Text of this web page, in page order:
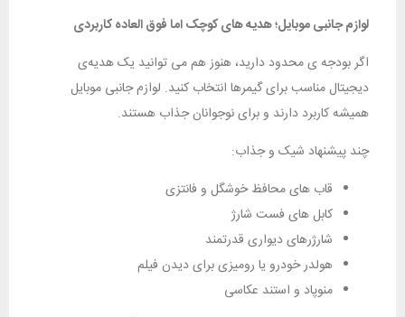
لوازم جانبی موبایل؛ هدیه‌ های کوچک اما فوق‌ العاده کاربردی
اگر بودجه‌ ی محدود دارید، هنوز هم می‌ توانید یک هدیه‌ی
دیجیتال مناسب برای گیمرها انتخاب کنید. لوازم جانبی موبایل
همیشه کاربرد دارند و برای نوجوانان جذاب هستند.
چند پیشنهاد شیک و جذاب:
قاب‌ های محافظ خوشگل و فانتزی
کابل‌ های فست شارژ
شارژرهای دیواری قدرتمند
هولدر خودرو یا رومیزی برای دیدن فیلم
منوپاد و استند عکاسی